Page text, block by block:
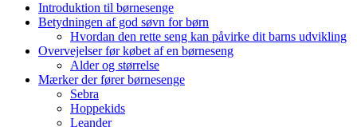
Introduktion til børnesenge
Betydningen af god søvn for børn
Hvordan den rette seng kan påvirke dit barns udvikling
Overvejelser før købet af en børneseng
Alder og størrelse
Mærker der fører børnesenge
Sebra
Hoppekids
Leander